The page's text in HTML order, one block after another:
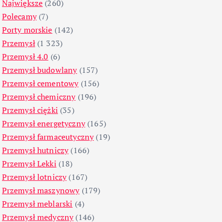
Największe (260)
Polecamy(7)
Porty morskie (142)
Przemysł(1 323)
Przemysł 4.0 (6)
Przemysł budowlany(157)
Przemysł cementowy(156)
Przemysł chemiczny(196)
Przemysł ciężki (35)
Przemysł energetyczny(165)
Przemysł farmaceutyczny(19)
Przemysł hutniczy(166)
Przemysł Lekki (18)
Przemysł lotniczy(167)
Przemysł maszynowy(179)
Przemysł meblarski (4)
Przemysł medyczny(146)